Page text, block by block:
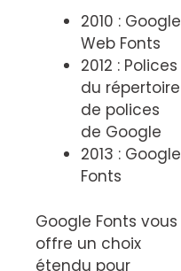
2010 : Google
Web Fonts
2012 : Polices
du répertoire
de polices
de Google
2013 : Google
Fonts
Google Fonts vous
offre un choix
étendu pour